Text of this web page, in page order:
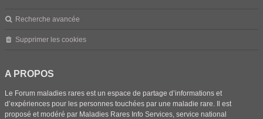
Recherche avancée
Supprimer les cookies
A PROPOS
Le Forum maladies rares est un espace de partage d’informations et
d’expériences pour les personnes touchées par une maladie rare. Il est
proposé et modéré par Maladies Rares Info Services, service national